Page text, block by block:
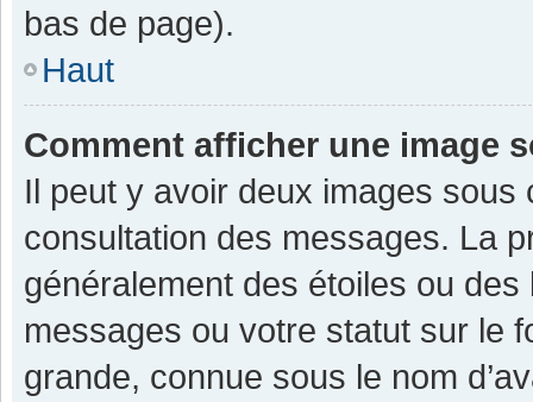
bas de page).
Haut
Comment afficher une image
Il peut y avoir deux images sous
consultation des messages. La
généralement des étoiles ou
messages ou votre statut sur le
grande, connue sous le nom